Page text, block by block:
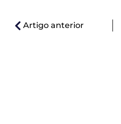
Artigo anterior